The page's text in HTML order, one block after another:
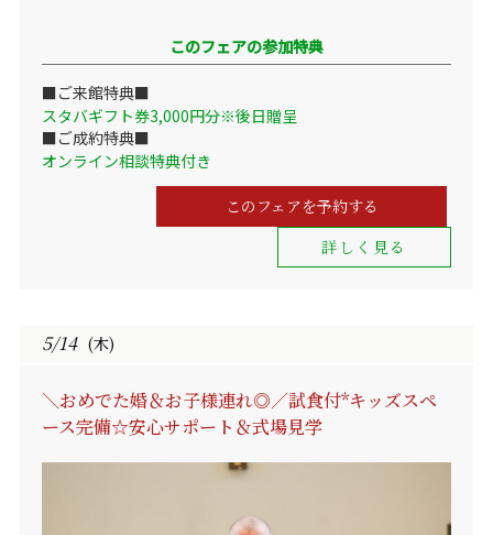
このフェアの参加特典
■ご来館特典■
スタバギフト券3,000円分※後日贈呈
■ご成約特典■
オンライン相談特典付き
このフェアを予約する
詳しく見る
5/14 (木)
＼おめでた婚＆お子様連れ◎／試食付*キッズスペ
ース完備☆安心サポート＆式場見学